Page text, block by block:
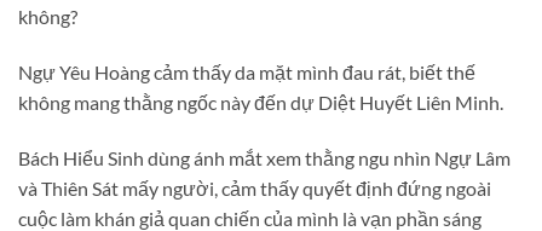
không?
Ngự Yêu Hoàng cảm thấy da mặt mình đau rát, biết thế
không mang thằng ngốc này đến dự Diệt Huyết Liên Minh.
Bách Hiểu Sinh dùng ánh mắt xem thằng ngu nhìn Ngự Lâm
và Thiên Sát mấy người, cảm thấy quyết định đứng ngoài
cuộc làm khán giả quan chiến của mình là vạn phần sáng